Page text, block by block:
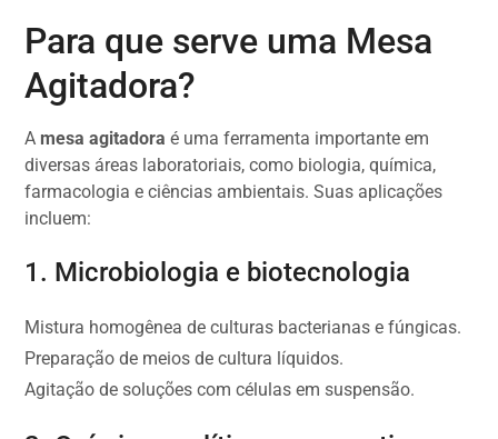
Para que serve uma Mesa
Agitadora?
A mesa agitadora é uma ferramenta importante em
diversas áreas laboratoriais, como biologia, química,
farmacologia e ciências ambientais. Suas aplicações
incluem:
1. Microbiologia e biotecnologia
Mistura homogênea de culturas bacterianas e fúngicas.
Preparação de meios de cultura líquidos.
Agitação de soluções com células em suspensão.